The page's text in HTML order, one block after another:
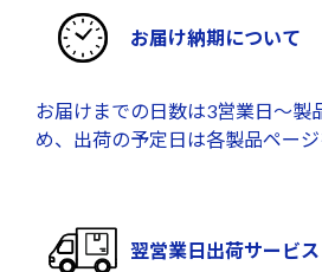
お届け納期について
お届けまでの日数は3営業日～製
め、出荷の予定日は各製品ページ
翌営業日出荷サービス